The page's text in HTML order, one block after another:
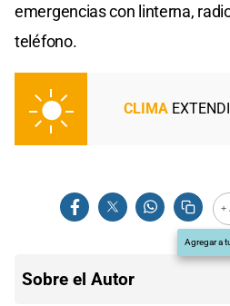
emergencias con linterna,
teléfono.
CLIMA
+
Agregar a
Sobre el Autor